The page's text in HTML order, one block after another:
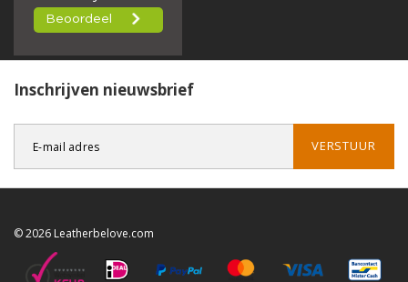
Inschrijven nieuwsbrief
VERSTUUR
© 2026 Leatherbelove.com